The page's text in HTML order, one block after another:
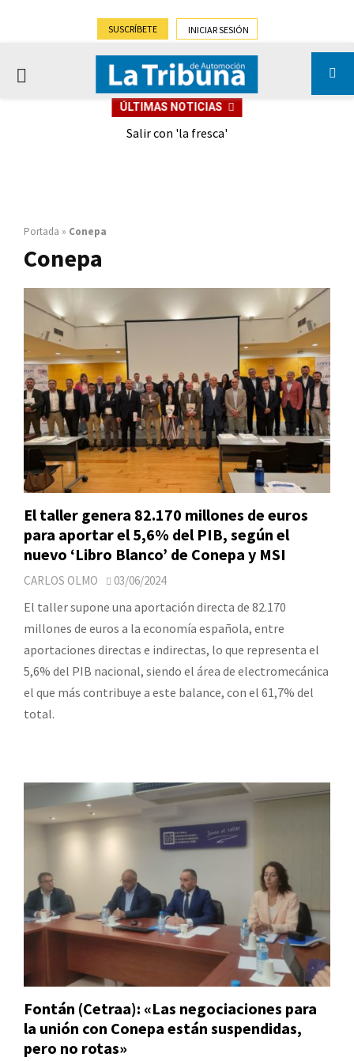
SUSCRÍBETE INICIAR SESIÓN
PRIMARY
ÚLTIMAS NOTICIAS
Salir con 'la fresca'
Portada » Conepa
Conepa
El taller genera 82.170 millones de euros
para aportar el 5,6% del PIB, según el
nuevo ‘Libro Blanco’ de Conepa y MSI
CARLOS OLMO 03/06/2024
El taller supone una aportación directa de 82.170
millones de euros a la economía española, entre
aportaciones directas e indirectas, lo que representa el
5,6% del PIB nacional, siendo el área de electromecánica
el que más contribuye a este balance, con el 61,7% del
total.
Fontán (Cetraa): «Las negociaciones para
la unión con Conepa están suspendidas,
pero no rotas»